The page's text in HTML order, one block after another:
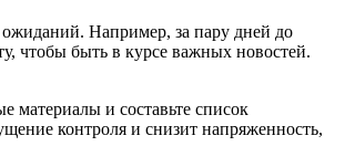
Например, за пару дней до
чтобы быть в курсе важных новостей.
материалы и составьте список
контроля и снизит напряженность,